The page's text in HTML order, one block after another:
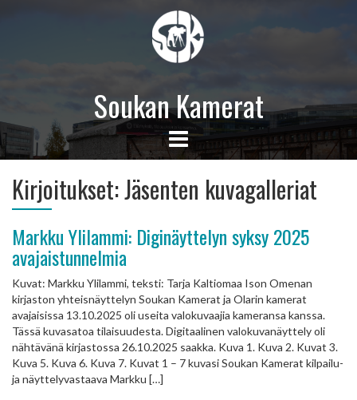
Soukan Kamerat
Kirjoitukset:Jäsenten kuvagalleriat
Markku Ylilammi: Diginäyttelyn syksy 2025
avajaistunnelmia
Kuvat: Markku Ylilammi, teksti: Tarja Kaltiomaa Ison Omenan
kirjaston yhteisnäyttelyn Soukan Kamerat ja Olarin kamerat
avajaisissa 13.10.2025 oli useita valokuvaajia kameransa kanssa.
Tässä kuvasatoa tilaisuudesta. Digitaalinen valokuvanäyttely oli
nähtävänä kirjastossa 26.10.2025 saakka. Kuva 1. Kuva 2. Kuvat 3.
Kuva 5. Kuva 6. Kuva 7. Kuvat 1 – 7 kuvasi Soukan Kamerat kilpailu-
ja näyttelyvastaava Markku […]